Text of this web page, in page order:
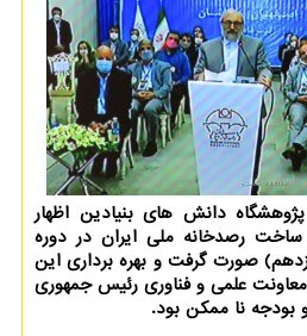
دانش های بنیادین اظهار
رصدخانه ملی ایران در دوره
صورت گرفت و بهره برداری این
علمی و فناوری رئیس جمهوری
بودجه نا ممکن بود.